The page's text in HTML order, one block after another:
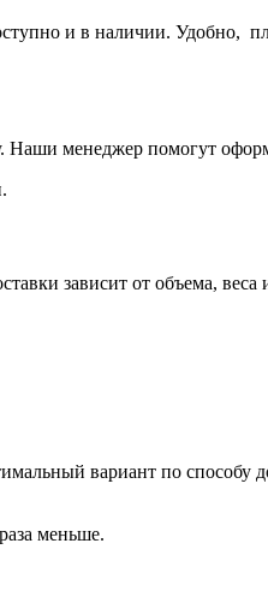
и в наличии. Удобно,
менеджер помогут
зависит от объема, веса
вариант по
меньше.